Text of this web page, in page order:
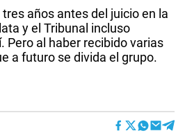
años antes del juicio en la
y el Tribunal incluso
Pero al haber recibido varias
a futuro se divida el grupo.